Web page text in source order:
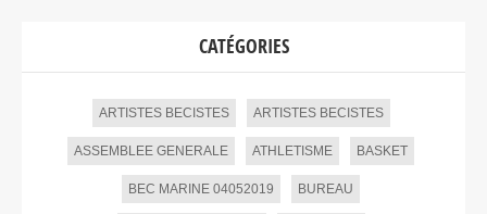
CATÉGORIES
ARTISTES BECISTES ARTISTES BECISTES
ASSEMBLEE GENERALE ATHLETISME BASKET
BEC MARINE 04052019 BUREAU